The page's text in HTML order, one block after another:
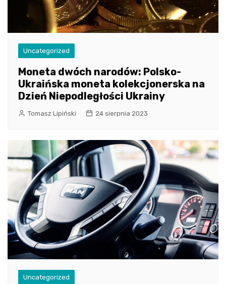
Uncategorized
Moneta dwóch narodów: Polsko-
Ukraińska moneta kolekcjonerska na
Dzień Niepodległości Ukrainy
Tomasz Lipiński 24 sierpnia 2023
Uncategorized